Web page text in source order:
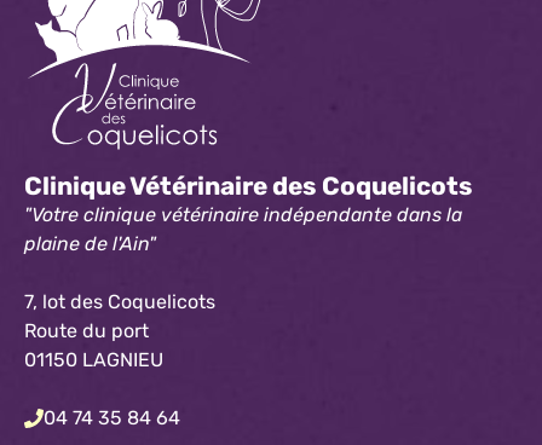
Clinique Vétérinaire des Coquelicots
"Votre clinique vétérinaire indépendante dans la
plaine de l'Ain"
7, lot des Coquelicots
Route du port
01150 LAGNIEU
04 74 35 84 64